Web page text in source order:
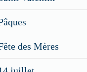
vos
spéciaux
des Mères